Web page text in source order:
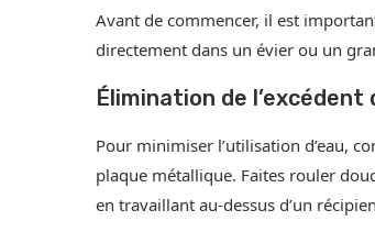
Avant de commencer, il est
directement dans un évier ou un
Élimination de l’excédent
Pour minimiser l’utilisation d’eau,
plaque métallique. Faites rouler
en travaillant au-dessus d’un